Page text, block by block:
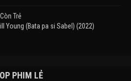
Trẻ
Young (Bata pa si Sabel) (2022)
PHIM LẺ